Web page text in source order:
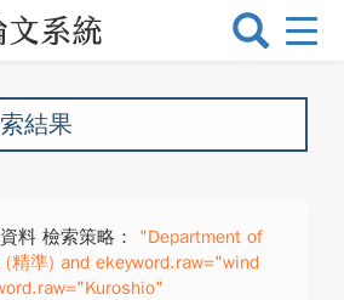
選
換
結果
料 檢索策略：
"Department of
精準) and ekeyword.raw="wind